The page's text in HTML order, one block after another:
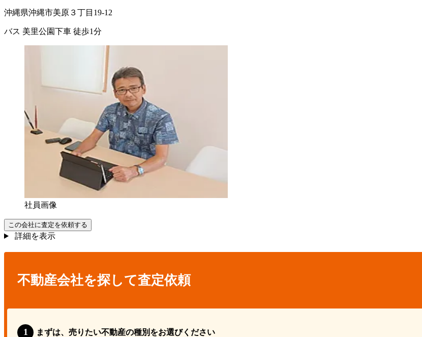
沖縄県沖縄市美原３丁目19-12
バス 美里公園下車 徒歩1分
社員画像
この会社に査定を依頼する
詳細を表示
不動産会社を探して査定依頼
まずは、売りたい不動産の種別をお選びください